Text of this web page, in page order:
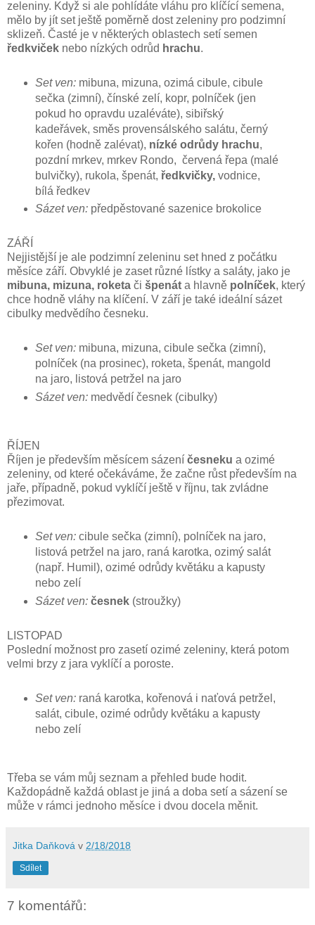
zeleniny. Když si ale pohlídáte vláhu pro klíčící semena,
mělo by jít set ještě poměrně dost zeleniny pro podzimní
sklizeň. Časté je v některých oblastech setí semen
ředkviček nebo nízkých odrůd hrachu.
Set ven:mibuna, mizuna, ozimá cibule, cibule
sečka (zimní), čínské zelí, kopr, polníček (jen
pokud ho opravdu uzaléváte), sibiřský
kadeřávek, směs provensálského salátu, černý
kořen (hodně zalévat), nízké odrůdy hrachu,
pozdní mrkev, mrkev Rondo, červená řepa (malé
bulvičky), rukola, špenát, ředkvičky, vodnice,
bílá ředkev
Sázet ven:předpěstované sazenice brokolice
ZÁŘÍ
Nejjistější je ale podzimní zeleninu set hned z počátku
měsíce září. Obvyklé je zaset různé lístky a saláty, jako je
mibuna, mizuna, roketa či špenát a hlavně polníček, který
chce hodně vláhy na klíčení. V září je také ideální sázet
cibulky medvědího česneku.
Set ven:mibuna, mizuna, cibule sečka (zimní),
polníček (na prosinec), roketa, špenát, mangold
na jaro, listová petržel na jaro
Sázet ven:medvědí česnek (cibulky)
ŘÍJEN
Říjen je především měsícem sázení česneku a ozimé
zeleniny, od které očekáváme, že začne růst především na
jaře, případně, pokud vyklíčí ještě v říjnu, tak zvládne
přezimovat.
Set ven:cibule sečka (zimní), polníček na jaro,
listová petržel na jaro, raná karotka, ozimý salát
(např. Humil), ozimé odrůdy květáku a kapusty
nebo zelí
Sázet ven: česnek(stroužky)
LISTOPAD
Poslední možnost pro zasetí ozimé zeleniny, která potom
velmi brzy z jara vyklíčí a poroste.
Set ven:raná karotka, kořenová i naťová petržel,
salát, cibule, ozimé odrůdy květáku a kapusty
nebo zelí
Třeba se vám můj seznam a přehled bude hodit.
Každopádně každá oblast je jiná a doba setí a sázení se
může v rámci jednoho měsíce i dvou docela měnit.
Jitka Daňková v 2/18/2018
Sdílet
7 komentářů: